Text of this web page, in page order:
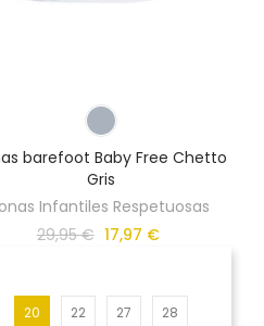
barefoot Baby Free Chetto
Gris
Infantiles Respetuosas
29,95 € 17,97 €
20 22 27 28